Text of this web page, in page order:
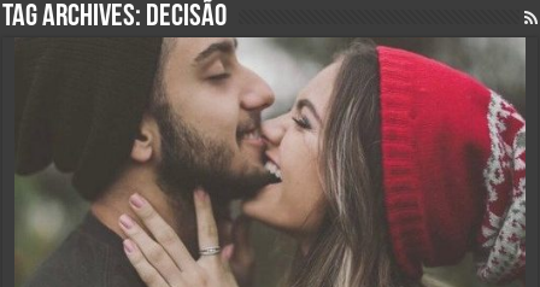
Tag Archives: decisão